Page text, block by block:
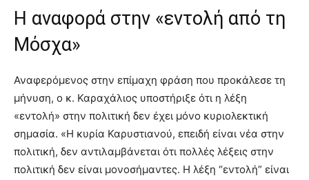
Η αναφορά στην «εντολή από τη
Μόσχα»
Αναφερόμενος στην επίμαχη φράση που προκάλεσε τη
μήνυση, ο κ. Καραχάλιος υποστήριξε ότι η λέξη
«εντολή» στην πολιτική δεν έχει μόνο κυριολεκτική
σημασία. «Η κυρία Καρυστιανού, επειδή είναι νέα στην
πολιτική, δεν αντιλαμβάνεται ότι πολλές λέξεις στην
πολιτική δεν είναι μονοσήμαντες. Η λέξη “εντολή” είναι